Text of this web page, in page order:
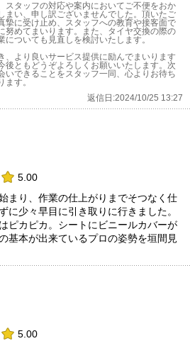
スタッフの対応や案内においてご不便をおか
まい、申し訳ございませんでした。頂いたご
摯に受け止め、スタッフへの教育や接客面で
努めてまいります。また、タイヤ交換の際の
についても見直しを検討いたします。
、より良いサービス提供に励んでまいります
後ともどうぞよろしくお願いいたします。次
いできることをスタッフ一同、心よりお待ち
ます。
返信日:2024/10/25 13:27
5.00
まり、作業の仕上がりまでそつなく仕
に少々早目に引き取りに行きました。
ピカピカ。シートにビニールカバーが
基本が出来ているプロの姿勢を垣間見
5.00